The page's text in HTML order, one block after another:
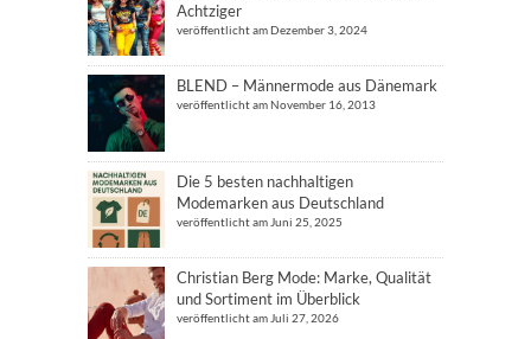
Achtziger
veröffentlicht am Dezember 3, 2024
BLEND – Männermode aus Dänemark
veröffentlicht am November 16, 2013
Die 5 besten nachhaltigen
Modemarken aus Deutschland
veröffentlicht am Juni 25, 2025
Christian Berg Mode: Marke, Qualität
und Sortiment im Überblick
veröffentlicht am Juli 27, 2026